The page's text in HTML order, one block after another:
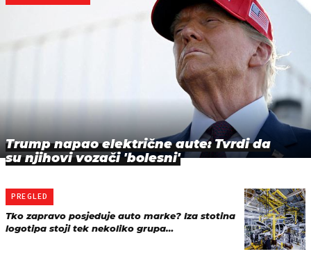
Trump napao električne aute: Tvrdi da
su njihovi vozači 'bolesni'
PREGLED
Tko zapravo posjeduje auto marke? Iza stotina
logotipa stoji tek nekoliko grupa…